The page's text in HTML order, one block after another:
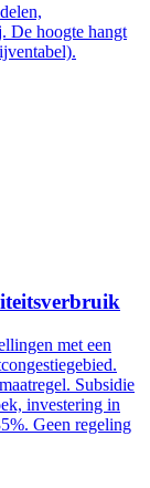
De hoogte hangt
met een
Subsidie
investering in
Geen regeling